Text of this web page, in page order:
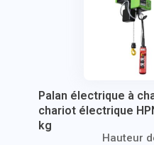
Palan électrique à
chariot électrique
kg
Hauteur